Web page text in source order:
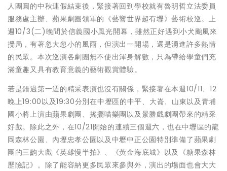
人團圓的中秋連假結束後，緊接著回到學校就有魯明哲立法委員
服務處主辦、蘋果劇團領軍的《藝響世界超有壢》藝術校巡。上
週10/3(二)晚間於信義國小風光開幕，雖然正好遇到小犬颱風來
攪局，有著忽大忽小的風雨，但演出一開場，還是湧進許多熱情
的民眾。本次巡演各劇團無不使出渾身解數，只為帶給學童們充
滿童趣又具有教育意義的藝術觀賞體驗。
若是錯過第一週的精采表演也沒有關係，緊接著在本週10/11、12
晚上19:00以及19:30分別在中壢區的中平、大崙、山東以及青埔
國小將上演由蘋果劇團、搖擺喵樂團以及景勝戲劇團帶來的精采
好戲。除此之外，在10/21開始的連續三個週六，也在中壢區的龍
岡森林公園、內壢忠孝公園以及中壢中正公園特別準備了蘋果劇
團的三齣大戲《英雄慢半拍》、《黃金海底城》以及《糖果森林
歷險記》。除了能容納更多民眾來參與外，演出的場面也會大大